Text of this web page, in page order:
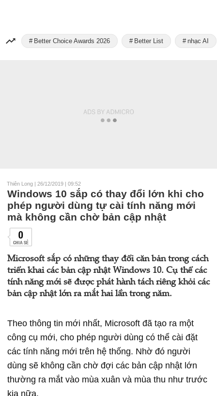
Better Choice Awards 2026 Better List nhạc AI
Thiên Long | 26/12/2019 | 09:52
Windows 10 sắp có thay đổi lớn khi cho
phép người dùng tự cài tính năng mới
mà không cần chờ bản cập nhật
0
CHIA SẺ
Microsoft sắp có những thay đổi căn bản trong cách
triển khai các bản cập nhật Windows 10. Cụ thể các
tính năng mới sẽ được phát hành tách riêng khỏi các
bản cập nhật lớn ra mắt hai lần trong năm.
Theo thông tin mới nhất, Microsoft đã tạo ra một
công cụ mới, cho phép người dùng có thể cài đặt
các tính năng mới trên hệ thống. Nhờ đó người
dùng sẽ không cần chờ đợi các bản cập nhật lớn
thường ra mắt vào mùa xuân và mùa thu như trước
kia nữa.